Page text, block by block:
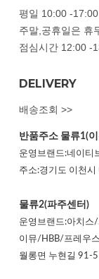
평일 10:00 -17:00
주말,공휴일은 휴
점심시간 12:00 -
DELIVERY
배송조회 >>
반품주소 물류1(
운영브랜드:네이
주소:경기도 이천
물류2(파주센터)
운영브랜드:아치
이뮤/HBB/프레우
월롱면 누현길 91-